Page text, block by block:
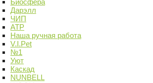
Биосфера
Дарэлл
ЧИП
АТР
Наша ручная работа
V.I.Pet
№1
Уют
Каскад
NUNBELL